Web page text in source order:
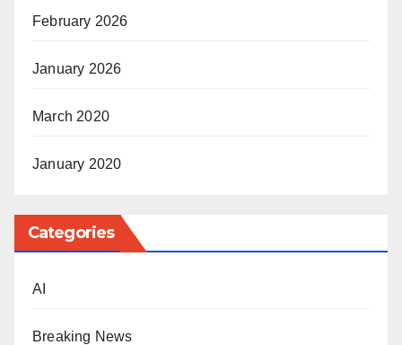
February 2026
January 2026
March 2020
January 2020
Categories
AI
Breaking News